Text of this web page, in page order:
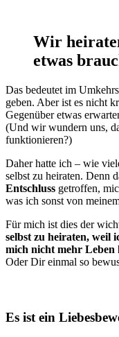
Wir
etwas
Das bedeutet im
geben. Aber ist es nicht
Gegenüber etwas
(Und wir wundern uns,
funktionieren?)
Daher hatte ich – wie
selbst zu heiraten. Denn
Entschluss getroffen,
was ich sonst von
Für mich ist dies der
selbst zu heiraten, weil
mich nicht mehr Leben
Oder Dir einmal so
Es ist ein